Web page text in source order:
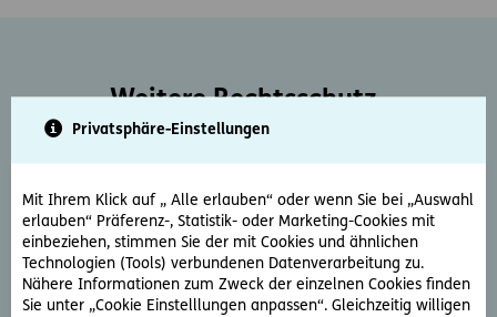
Privatsphäre-Einstellungen
Mit Ihrem Klick auf „ Alle erlauben“ oder wenn Sie bei „Auswahl
erlauben“ Präferenz-, Statistik- oder Marketing-Cookies mit
einbeziehen, stimmen Sie der mit Cookies und ähnlichen
Technologien (Tools) verbundenen Datenverarbeitung zu.
Nähere Informationen zum Zweck der einzelnen Cookies finden
Sie unter „Cookie Einstelllungen anpassen“. Gleichzeitig willigen
Weitere Rechtsschutz-
Serviceleistungen